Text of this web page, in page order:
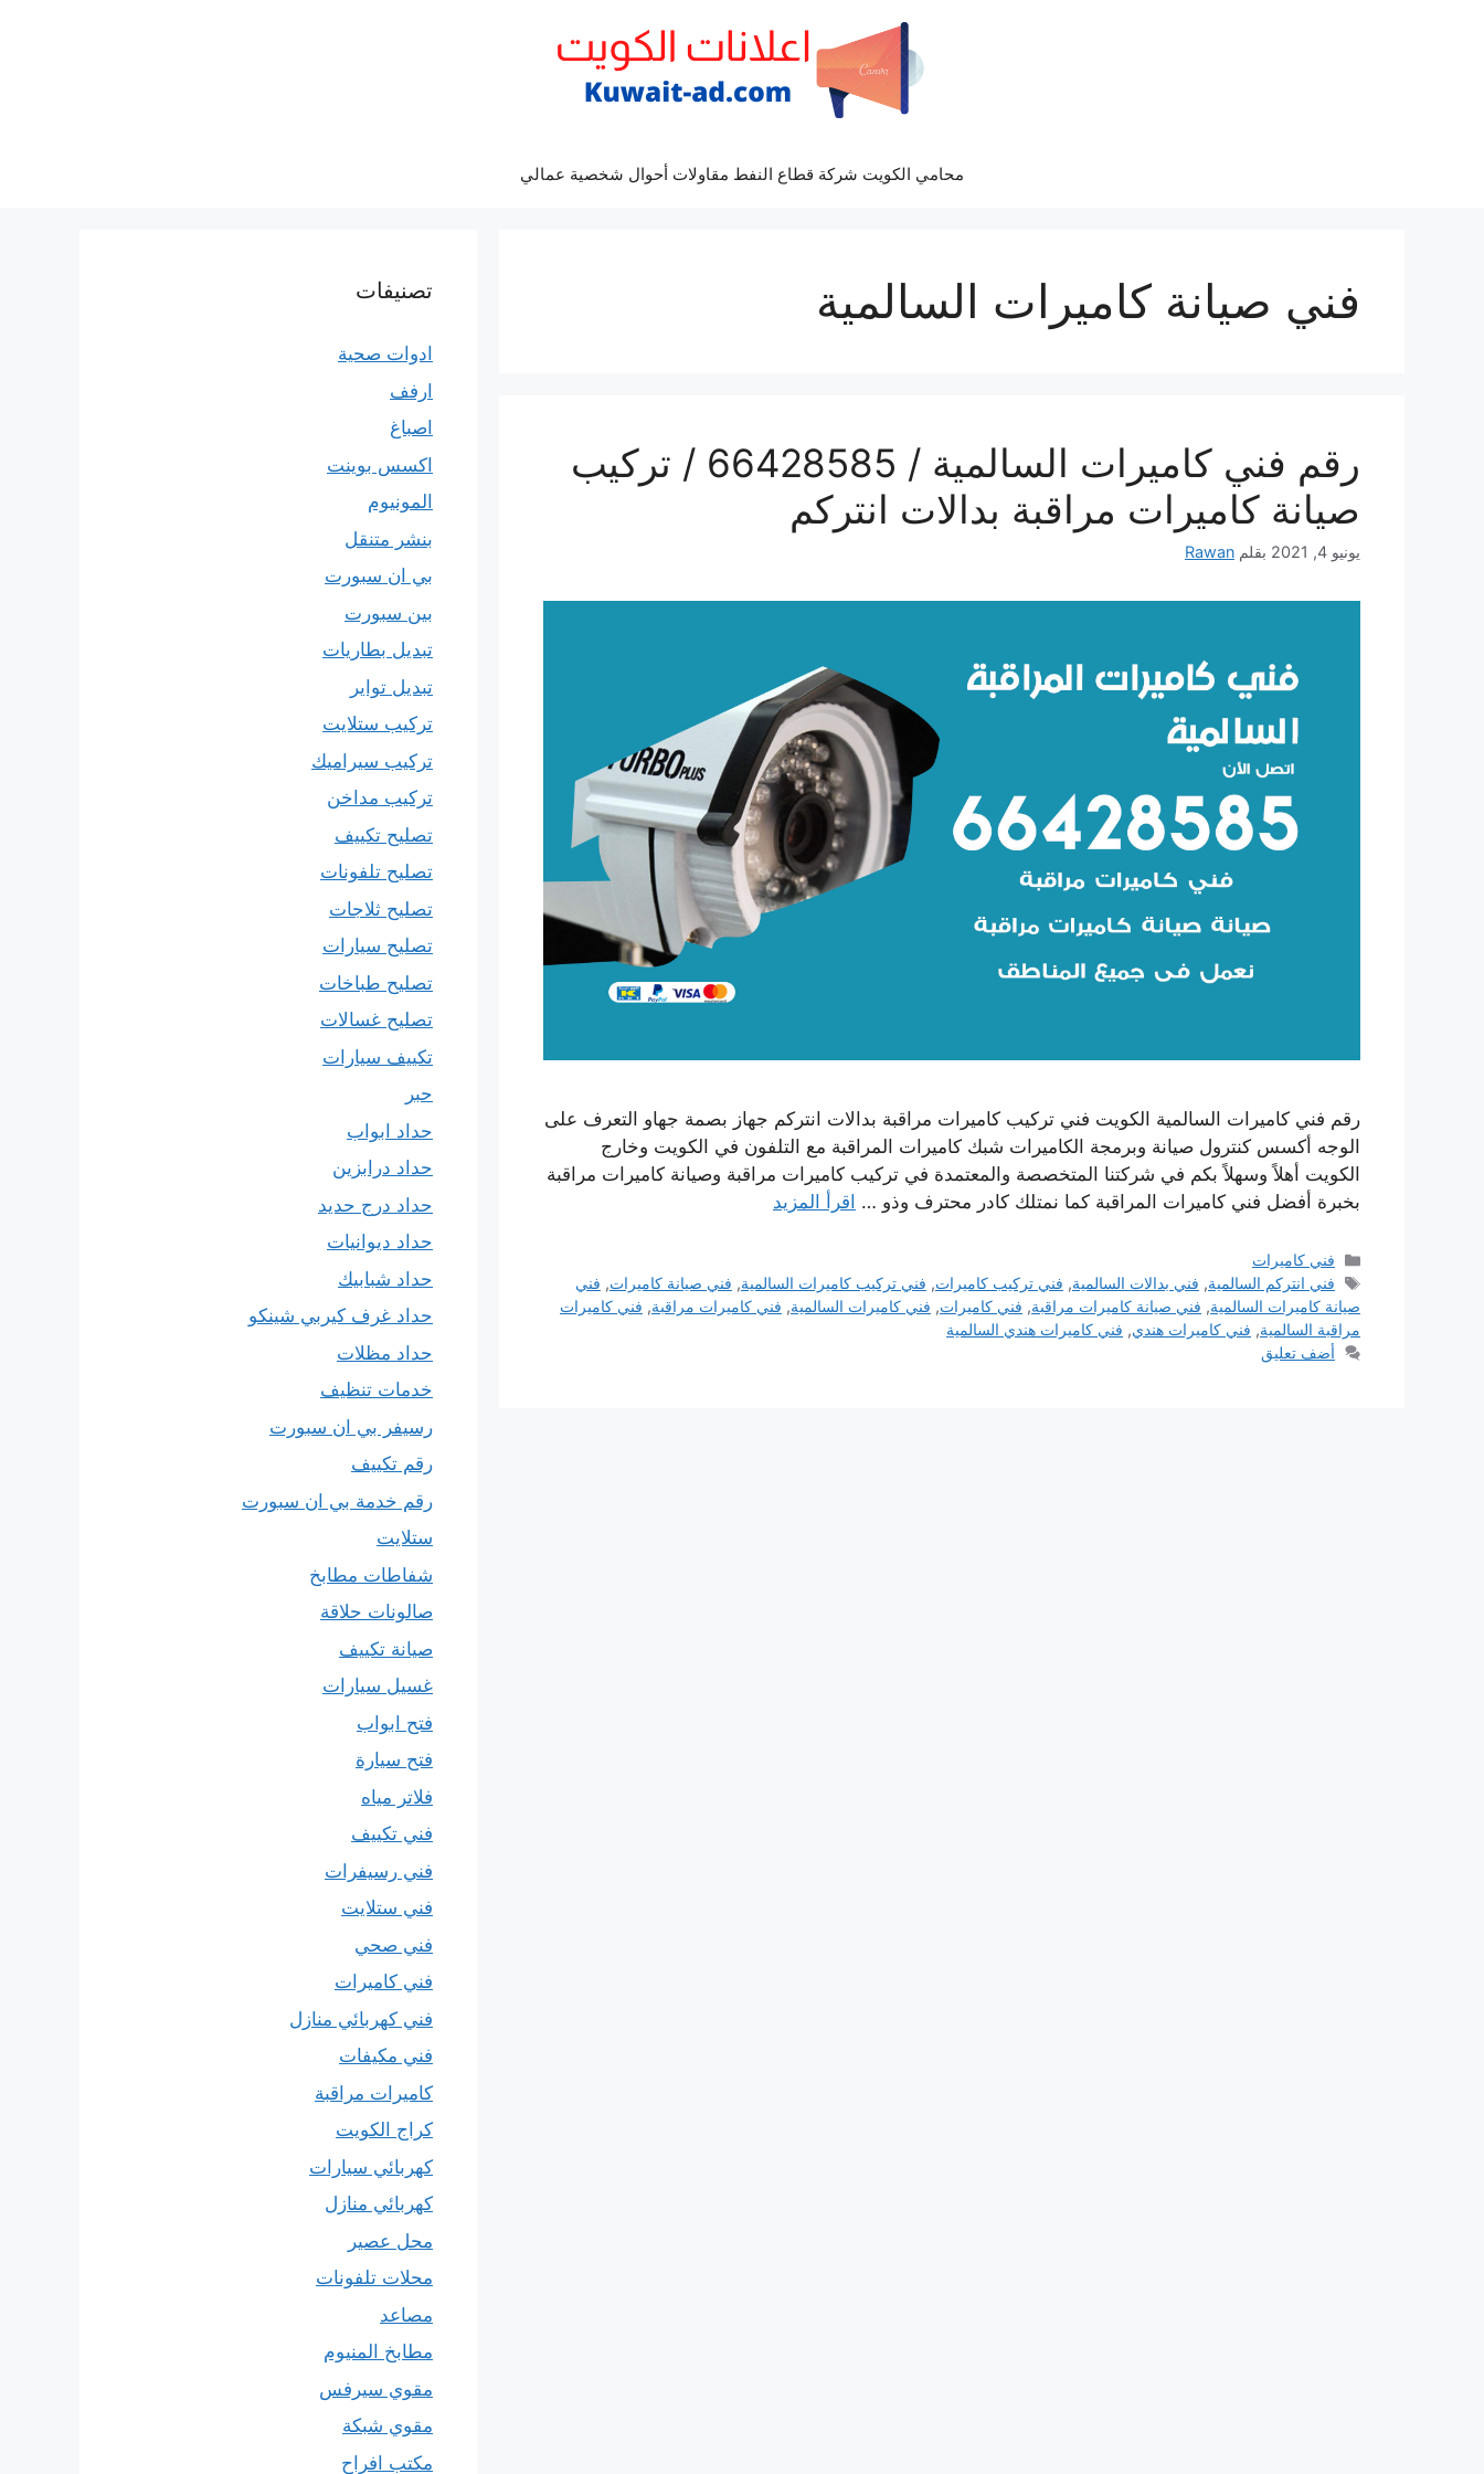
محامي الكويت شركة قطاع النفط مقاولات أحوال شخصية عمالي
فني صيانة كاميرات السالمية
رقم فني كاميرات السالمية / 66428585 / تركيب
صيانة كاميرات مراقبة بدالات انتركم
يونيو 4, 2021 بقلم Rawan
رقم فني كاميرات السالمية الكويت فني تركيب كاميرات مراقبة بدالات انتركم جهاز بصمة جهاو التعرف على
الوجه أكسس كنترول صيانة وبرمجة الكاميرات شبك كاميرات المراقبة مع التلفون في الكويت وخارج
الكويت أهلاً وسهلاً بكم في شركتنا المتخصصة والمعتمدة في تركيب كاميرات مراقبة وصيانة كاميرات مراقبة
بخبرة أفضل فني كاميرات المراقبة كما نمتلك كادر محترف وذو … اقرأ المزيد
التصنيفات
فني كاميرات
الوسوم
فني انتركم السالمية, فني بدالات السالمية, فني تركيب كاميرات, فني تركيب كاميرات السالمية, فني صيانة كاميرات, فني
صيانة كاميرات السالمية, فني صيانة كاميرات مراقبة, فني كاميرات, فني كاميرات السالمية, فني كاميرات مراقبة, فني كاميرات
مراقبة السالمية, فني كاميرات هندي, فني كاميرات هندي السالمية
أضف تعليق
تصنيفات
ادوات صحية
ارفف
اصباغ
اكسس بوينت
المونيوم
بنشر متنقل
بي ان سبورت
بين سبورت
تبديل بطاريات
تبديل تواير
تركيب ستلايت
تركيب سيراميك
تركيب مداخن
تصليح تكييف
تصليح تلفونات
تصليح ثلاجات
تصليح سيارات
تصليح طباخات
تصليح غسالات
تكييف سيارات
حبر
حداد ابواب
حداد درابزين
حداد درج حديد
حداد ديوانيات
حداد شبابيك
حداد غرف كيربي شينكو
حداد مظلات
خدمات تنظيف
رسيفر بي ان سبورت
رقم تكييف
رقم خدمة بي ان سبورت
ستلايت
شفاطات مطابخ
صالونات حلاقة
صيانة تكييف
غسيل سيارات
فتح ابواب
فتح سيارة
فلاتر مياه
فني تكييف
فني رسيفرات
فني ستلايت
فني صحي
فني كاميرات
فني كهربائي منازل
فني مكيفات
كاميرات مراقبة
كراج الكويت
كهربائي سيارات
كهربائي منازل
محل عصير
محلات تلفونات
مصاعد
مطابخ المنيوم
مقوي سيرفس
مقوي شبكة
مكتب افراح